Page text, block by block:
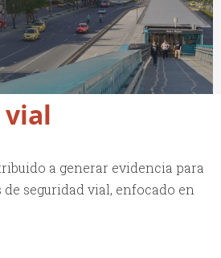
vial
a generar evidencia para
seguridad vial, enfocado en